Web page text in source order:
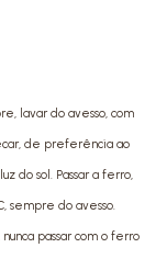
lavar do avesso, com
de preferência ao
do sol. Passar a ferro,
sempre do avesso.
passar com o ferro